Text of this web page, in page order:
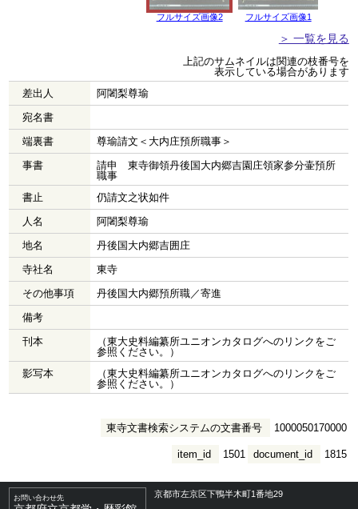
フルサイズ画像2 フルサイズ画像1
＞ 一覧を見る
上記のサムネイルは関連の枝番号を
表示している場合があります
差出人
阿闍梨尊瑜
宛名書
端裏書
尊瑜請文＜大内庄預所職事＞
事書
請申 東寺御領丹後国大内郷吉園庄領家参分壷預所
職事
書止
仍請文之状如件
人名
阿闍梨尊瑜
地名
丹後国大内郷吉囲庄
寺社名
東寺
その他事項
丹後国大内郷預所職／寄進
備考
刊本
（東大史料編纂所ユニオンカタログへのリンクをご
参照ください。）
影写本
（東大史料編纂所ユニオンカタログへのリンクをご
参照ください。）
東寺文書検索システムの文書番号 1000050170000
document_id 1815
item_id 1501
お問い合わせ先 京都市左京区下鴨半木町1番地29